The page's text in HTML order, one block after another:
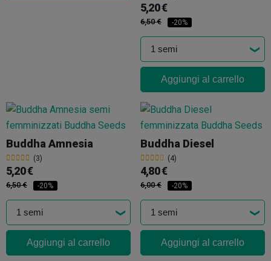
5,20 €
6,50 € -20%
Aggiungi al carrello
Buddha Amnesia
(3)
5,20 €
6,50 € -20%
Aggiungi al carrello
Buddha Diesel
(4)
4,80 €
6,00 € -20%
Aggiungi al carrello